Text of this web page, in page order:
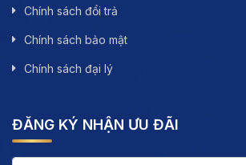
Chính sách đổi trả
Chính sách bảo mật
Chính sách đại lý
ĐĂNG KÝ NHẬN ƯU ĐÃI